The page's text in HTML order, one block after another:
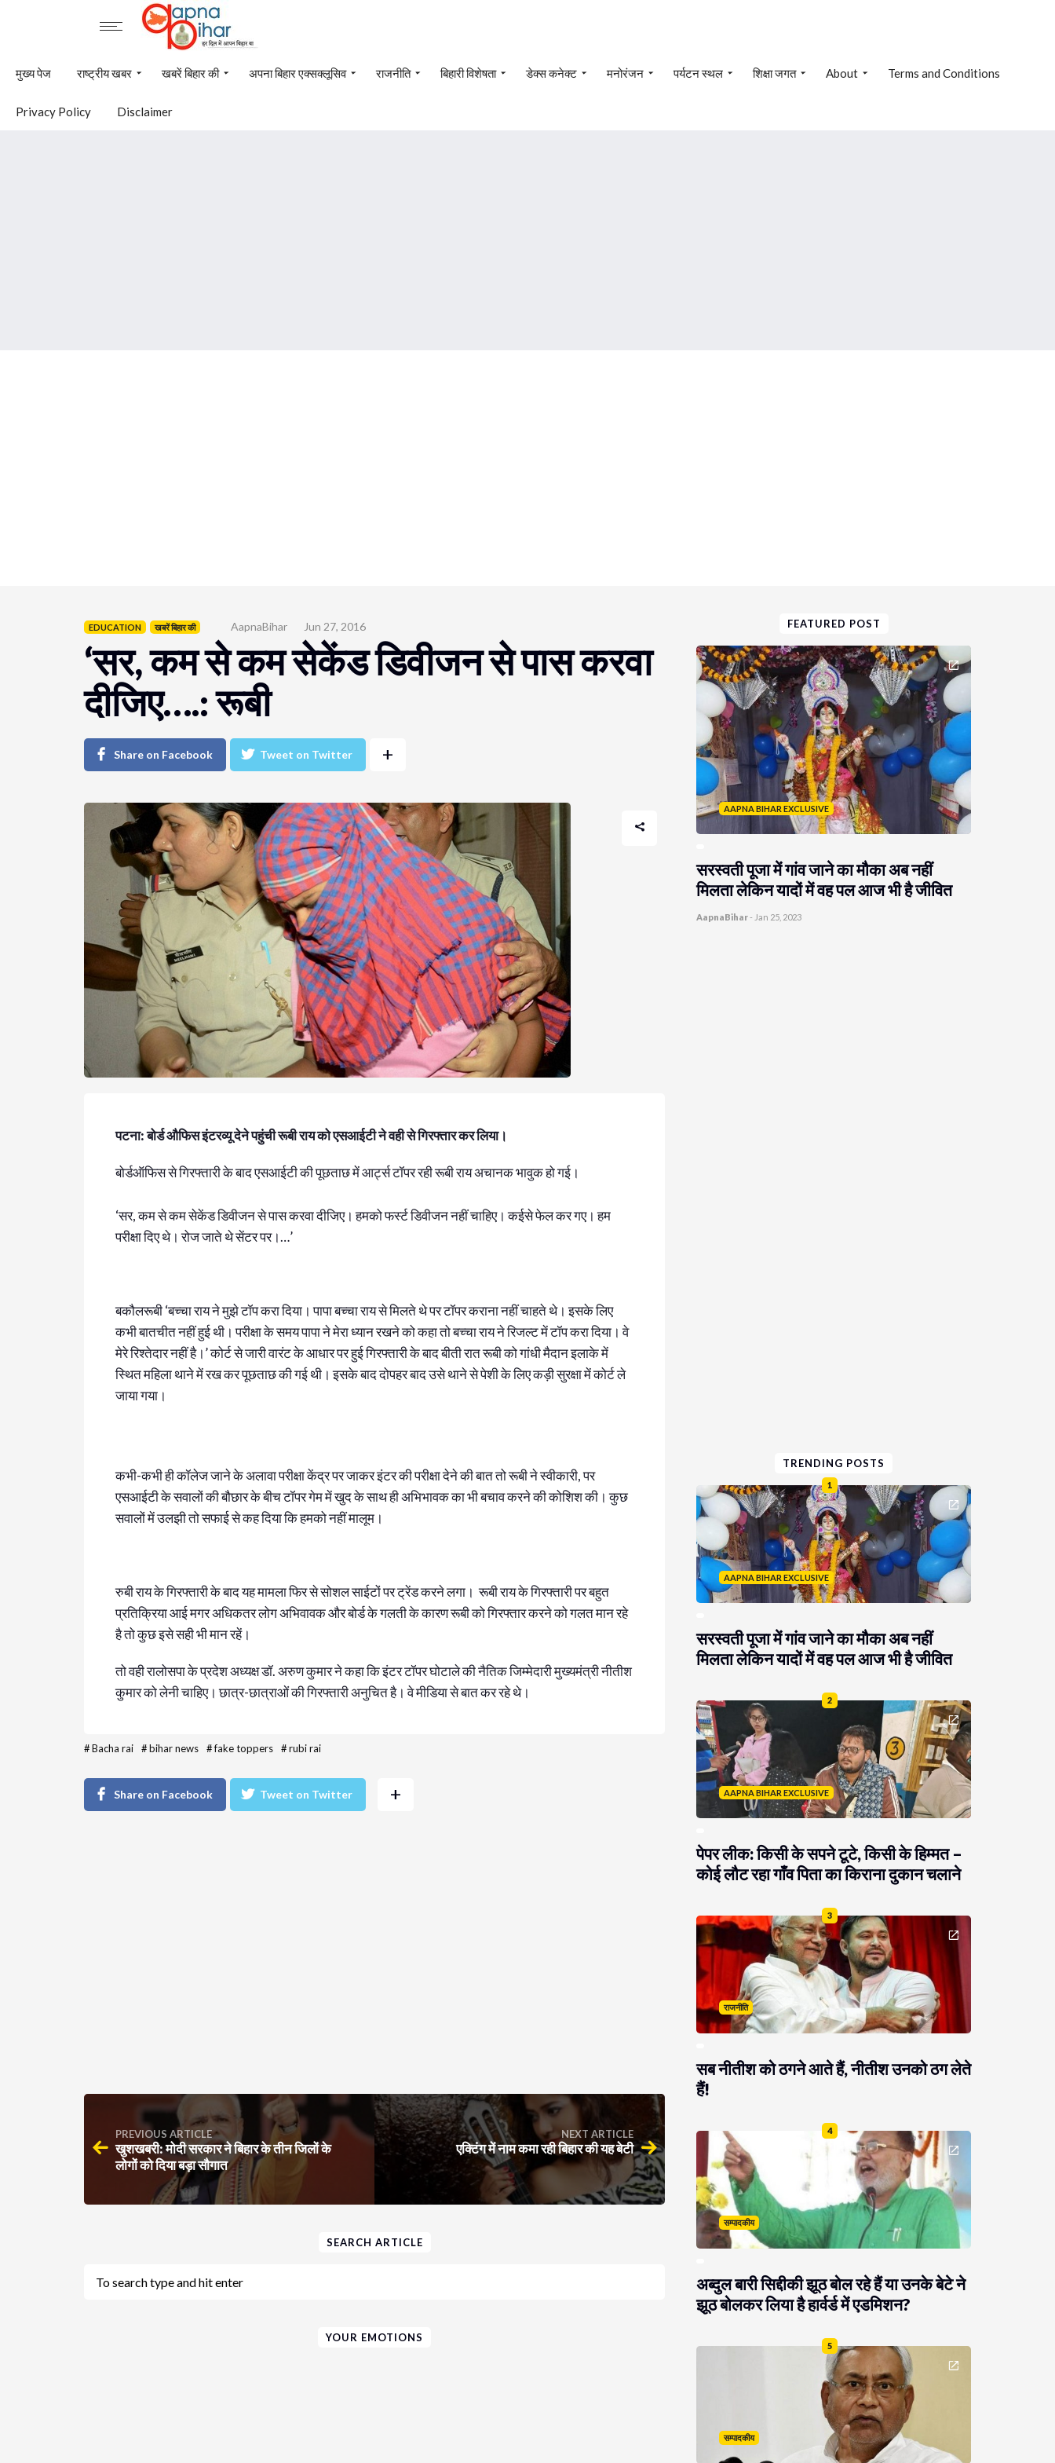
मुख्य पेज राष्ट्रीय खबर खबरें बिहार की अपना बिहार एक्सक्लूसिव राजनीति बिहारी विशेषता डेक्स कनेक्ट मनोरंजन पर्यटन स्थल शिक्षा जगत About Terms and Conditions
Privacy Policy Disclaimer
EDUCATION खबरें बिहार की AapnaBihar Jun 27, 2016
‘सर, कम से कम सेकेंड डिवीजन से पास करवा
दीजिए….: रूबी
Share on Facebook Tweet on Twitter +
पटना: बोर्ड औफिस इंटरव्यू देने पहुंची रूबी राय को एसआईटी ने वही से गिरफ्तार कर लिया।
बोर्डऑफिस से गिरफ्तारी के बाद एसआईटी की पूछताछ में आर्ट्स टॉपर रही रूबी राय अचानक भावुक हो गई।
‘सर, कम से कम सेकेंड डिवीजन से पास करवा दीजिए। हमको फर्स्ट डिवीजन नहीं चाहिए। कईसे फेल कर गए। हम
परीक्षा दिए थे। रोज जाते थे सेंटर पर।…’
बकौलरूबी ‘बच्चा राय ने मुझे टॉप करा दिया। पापा बच्चा राय से मिलते थे पर टॉपर कराना नहीं चाहते थे। इसके लिए
कभी बातचीत नहीं हुई थी। परीक्षा के समय पापा ने मेरा ध्यान रखने को कहा तो बच्चा राय ने रिजल्ट में टॉप करा दिया। वे
मेरे रिश्तेदार नहीं है।’ कोर्ट से जारी वारंट के आधार पर हुई गिरफ्तारी के बाद बीती रात रूबी को गांधी मैदान इलाके में
स्थित महिला थाने में रख कर पूछताछ की गई थी। इसके बाद दोपहर बाद उसे थाने से पेशी के लिए कड़ी सुरक्षा में कोर्ट ले
जाया गया।
कभी-कभी ही कॉलेज जाने के अलावा परीक्षा केंद्र पर जाकर इंटर की परीक्षा देने की बात तो रूबी ने स्वीकारी, पर
एसआईटी के सवालों की बौछार के बीच टॉपर गेम में खुद के साथ ही अभिभावक का भी बचाव करने की कोशिश की। कुछ
सवालों में उलझी तो सफाई से कह दिया कि हमको नहीं मालूम।
रुबी राय के गिरफ्तारी के बाद यह मामला फिर से सोशल साईटों पर ट्रेंड करने लगा। रूबी राय के गिरफ्तारी पर बहुत
प्रतिक्रिया आई मगर अधिकतर लोग अभिवावक और बोर्ड के गलती के कारण रूबी को गिरफ्तार करने को गलत मान रहे
है तो कुछ इसे सही भी मान रहें।
तो वही रालोसपा के प्रदेश अध्यक्ष डॉ. अरुण कुमार ने कहा कि इंटर टॉपर घोटाले की नैतिक जिम्मेदारी मुख्यमंत्री नीतीश
कुमार को लेनी चाहिए। छात्र-छात्राओं की गिरफ्तारी अनुचित है। वे मीडिया से बात कर रहे थे।
#Bacha rai #bihar news #fake toppers #rubi rai
Share on Facebook Tweet on Twitter +
PREVIOUS ARTICLE
खुशखबरी: मोदी सरकार ने बिहार के तीन जिलों के
लोगों को दिया बड़ा सौगात
NEXT ARTICLE
एक्टिंग में नाम कमा रही बिहार की यह बेटी
SEARCH ARTICLE
YOUR EMOTIONS
FEATURED POST
AAPNA BIHAR EXCLUSIVE
सरस्वती पूजा में गांव जाने का मौका अब नहीं
मिलता लेकिन यादों में वह पल आज भी है जीवित
AapnaBihar- Jan 25, 2023
TRENDING POSTS
1
AAPNA BIHAR EXCLUSIVE
सरस्वती पूजा में गांव जाने का मौका अब नहीं
मिलता लेकिन यादों में वह पल आज भी है जीवित
2
AAPNA BIHAR EXCLUSIVE
पेपर लीक: किसी के सपने टूटे, किसी के हिम्मत –
कोई लौट रहा गाँव पिता का किराना दुकान चलाने
3
राजनीति
सब नीतीश को ठगने आते हैं, नीतीश उनको ठग लेते
हैं!
4
सम्पादकीय
अब्दुल बारी सिद्दीकी झूठ बोल रहे हैं या उनके बेटे ने
झूठ बोलकर लिया है हार्वर्ड में एडमिशन?
5
सम्पादकीय